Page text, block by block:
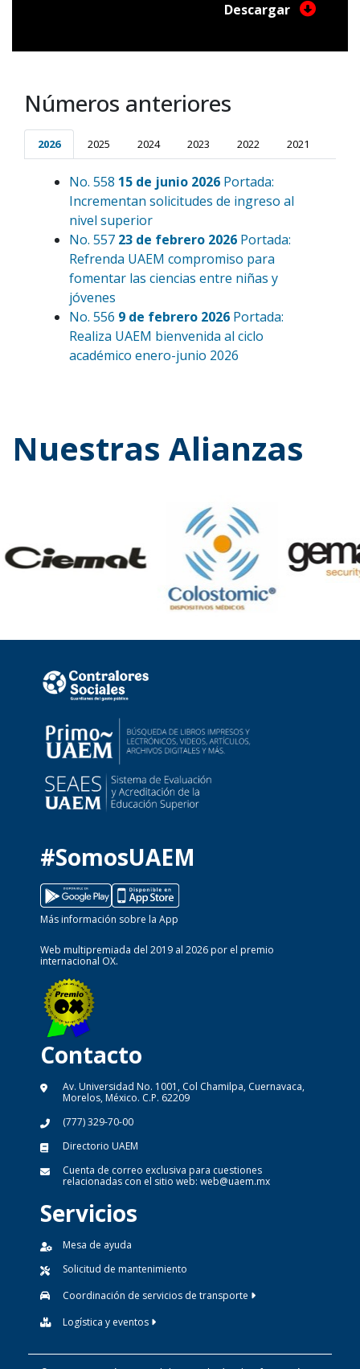
Descargar
Números anteriores
2026 2025 2024 2023 2022 2021
No. 558 15 de junio 2026 Portada:
Incrementan solicitudes de ingreso al
nivel superior
No. 557 23 de febrero 2026 Portada:
Refrenda UAEM compromiso para
fomentar las ciencias entre niñas y
jóvenes
No. 556 9 de febrero 2026 Portada:
Realiza UAEM bienvenida al ciclo
académico enero-junio 2026
Nuestras Alianzas
#SomosUAEM
Más información sobre la App
Web multipremiada del 2019 al 2026 por el premio
internacional OX.
Contacto
Av. Universidad No. 1001, Col Chamilpa, Cuernavaca,
Morelos, México. C.P. 62209
(777) 329-70-00
Directorio UAEM
Cuenta de correo exclusiva para cuestiones
relacionadas con el sitio web: web@uaem.mx
Servicios
Mesa de ayuda
Solicitud de mantenimiento
Coordinación de servicios de transporte
Logística y eventos